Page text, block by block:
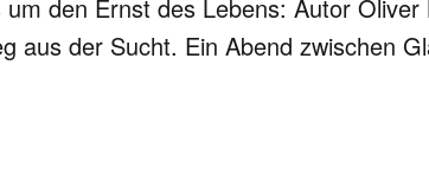
den Ernst des Lebens: Autor Oliver
aus der Sucht. Ein Abend zwischen